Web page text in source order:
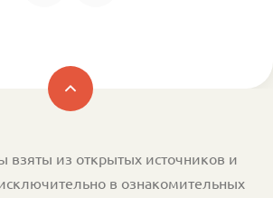
взяты из открытых источников и
в ознакомительных